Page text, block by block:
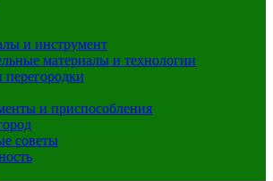
и инструмент
материалы и технологии
и приспособления
советы